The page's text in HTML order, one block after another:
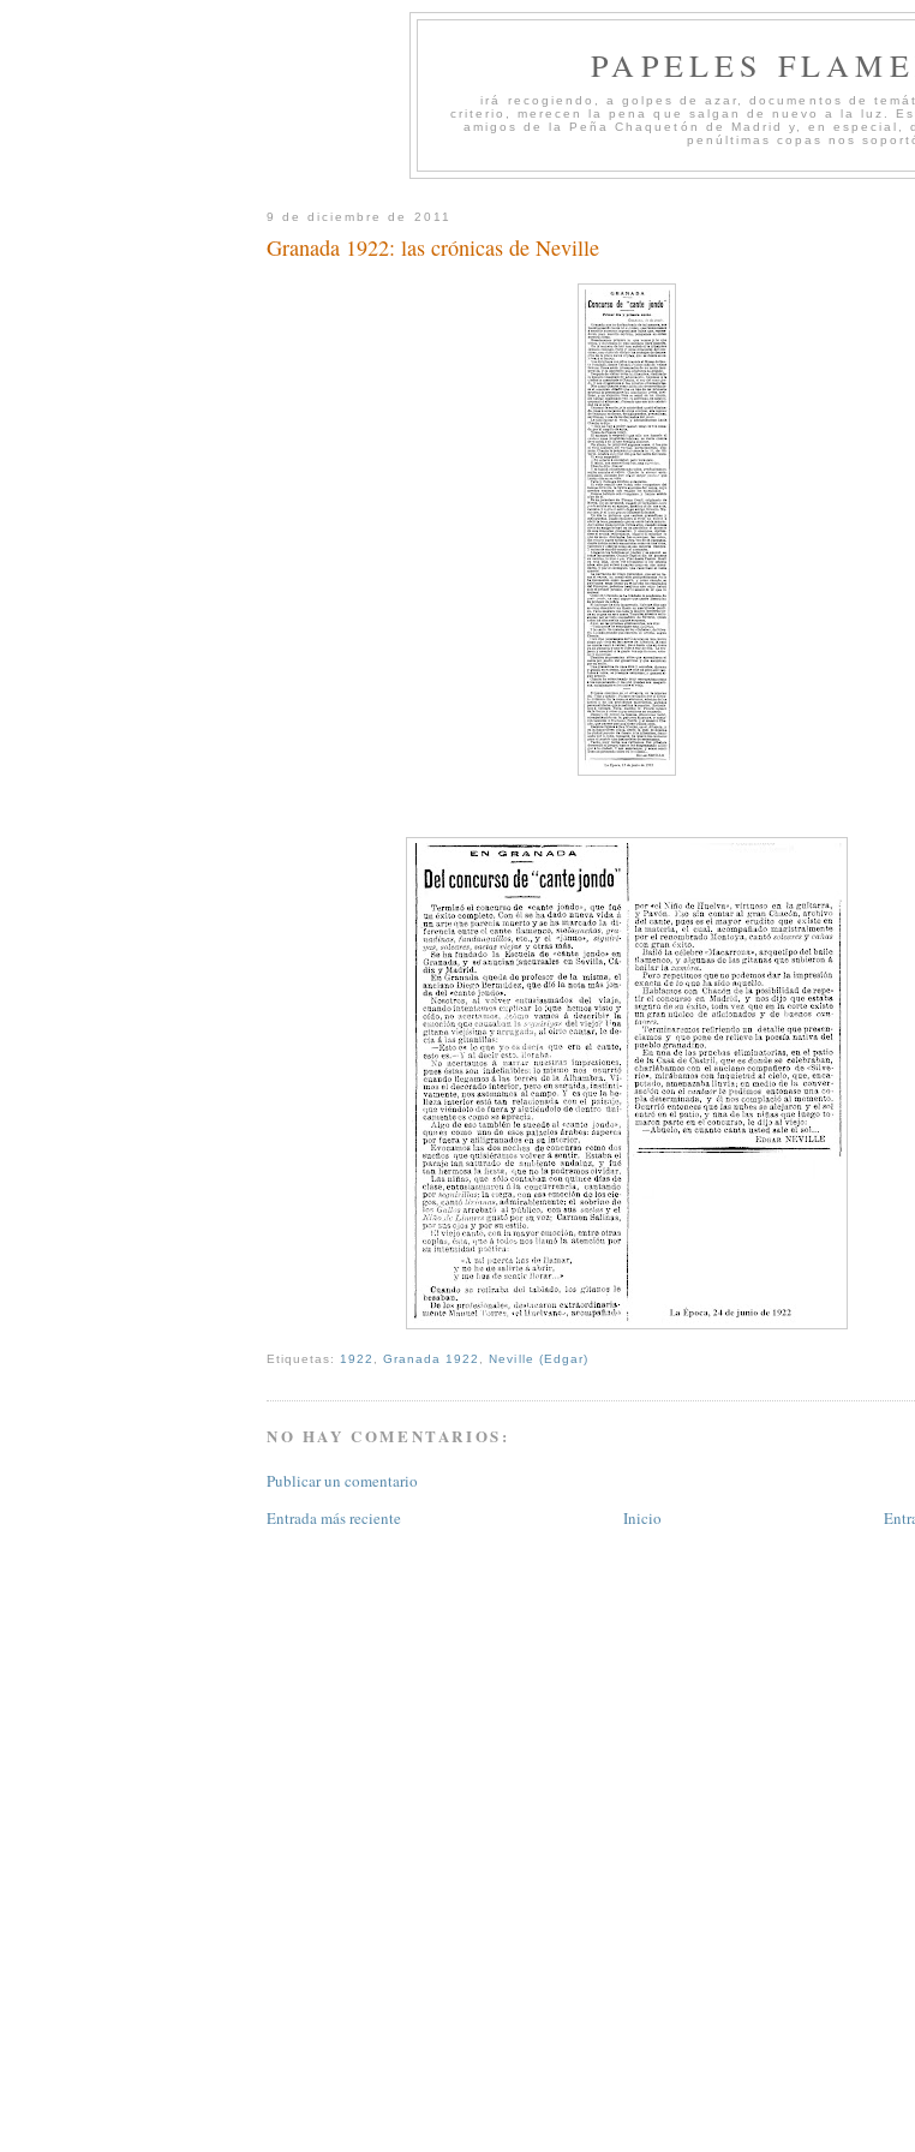
PAPELES
irá recogiendo, a golpes de azar, documentos de
criterio, merecen la pena que salgan de nuevo a la luz.
amigos de la Peña Chaquetón de Madrid y, en especial,
penúltimas copas nos
9 de diciembre de 2011
Granada 1922: las crónicas de Neville
Etiquetas:1922 ,Granada 1922 ,Neville (Edgar)
NO HAY COMENTARIOS:
Publicar un comentario
Entrada más reciente
Inicio